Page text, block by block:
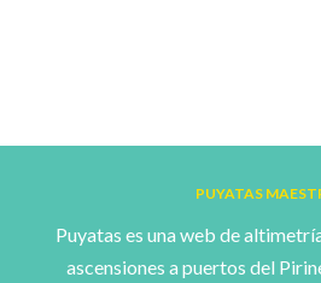
PUYATAS
Puyatas es una web de
ascensiones a puertos del